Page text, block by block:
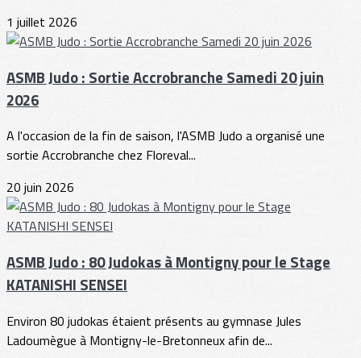
1 juillet 2026
ASMB Judo : Sortie Accrobranche Samedi 20 juin
2026
A l'occasion de la fin de saison, l'ASMB Judo a organisé une
sortie Accrobranche chez Floreval...
20 juin 2026
ASMB Judo : 80 Judokas à Montigny pour le Stage
KATANISHI SENSEI
Environ 80 judokas étaient présents au gymnase Jules
Ladoumègue à Montigny-le-Bretonneux afin de...